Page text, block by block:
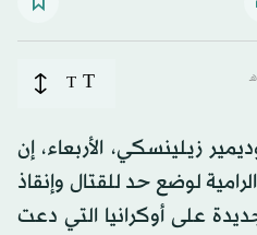
T
T
زيلينسكي، الأربعاء، إن
لوضع حد للقتال وإنقاذ
على أوكرانيا التي دعت